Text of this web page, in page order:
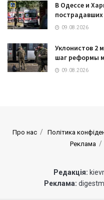
В Одессе и
09.08.2026
Уклонистов 2
шаг реформы
09.08.2026
Про нас Політика
Реклама
Редакція:
Реклама: